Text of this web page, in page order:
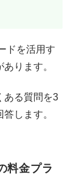
ドを活用す
ります。
ある質問を3
します。
料金プラ